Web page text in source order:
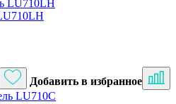
Добавить в избранное